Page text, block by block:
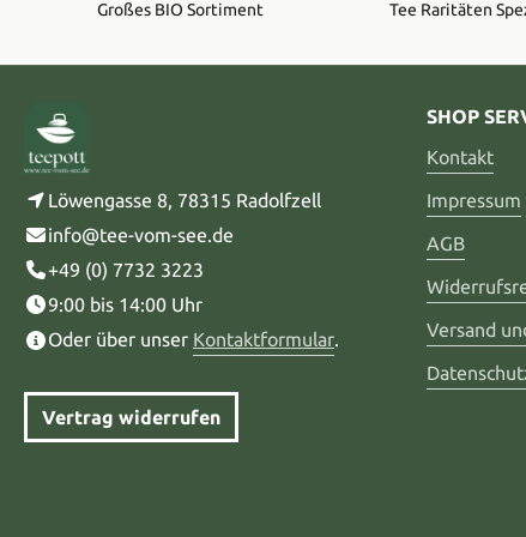
Großes BIO Sortiment Tee Raritäten
Löwengasse 8, 78315 Radolfzell
info@tee-vom-see.de
+49 (0) 7732 3223
9:00 bis 14:00 Uhr
Oder über unser Kontaktformular.
Vertrag widerrufen
SHOP
Kontakt
Impressum
AGB
Versand